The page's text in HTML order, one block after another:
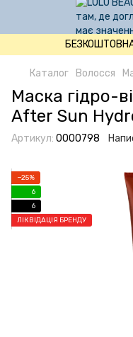
Каталог Волосся
Маска гідро-
After Sun
Артикул: 0000798
−25%
6
6
ЛІКВІДАЦІЯ БРЕНДУ